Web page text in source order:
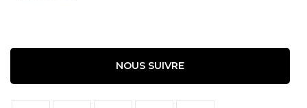
NOUS SUIVRE